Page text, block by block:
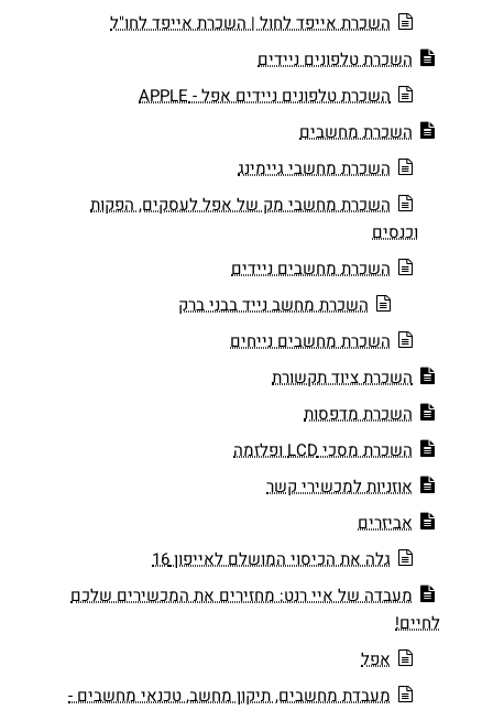
השכרת אייפד לחול | השכרת אייפד לחו"ל
השכרת טלפונים ניידים
השכרת טלפונים ניידים אפל - APPLE
השכרת מחשבים
השכרת מחשבי גיימינג
השכרת מחשבי מק של אפל לעסקים, הפקות
וכנסים
השכרת מחשבים ניידים
השכרת מחשב נייד בבני ברק
השכרת מחשבים נייחים
השכרת ציוד תקשורת
השכרת מדפסות
השכרת מסכי LCD ופלזמה
אוזניות למכשירי קשר
אביזרים
גלה את הכיסוי המושלם לאייפון 16
מעבדה של איי רנט: מחזירים את המכשירים שלכם
לחיים!
אפל
מעבדת מחשבים, תיקון מחשב, טכנאי מחשבים -